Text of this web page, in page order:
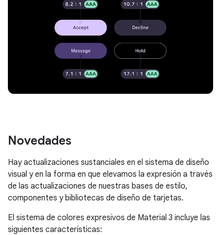
Novedades
Hay actualizaciones sustanciales en el sistema de diseño
visual y en la forma en que elevamos la expresión a través
de las actualizaciones de nuestras bases de estilo,
componentes y bibliotecas de diseño de tarjetas.
El sistema de colores expresivos de Material 3 incluye las
siguientes características: